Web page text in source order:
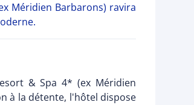
Méridien Barbarons) ravira
& Spa 4* (ex Méridien
à la détente, l'hôtel dispose